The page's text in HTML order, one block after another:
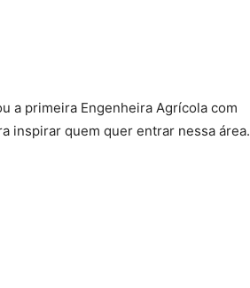
a primeira Engenheira Agrícola com
inspirar quem quer entrar nessa área.